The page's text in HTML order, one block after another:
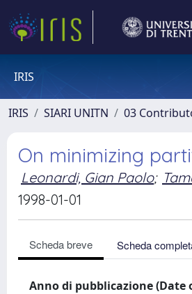
IRIS
IRIS SIARI UNITN 03
On minimizing
Leonardi, Gian Paolo;
1998-01-01
Scheda breve Scheda
Anno di pubblicazione (Date